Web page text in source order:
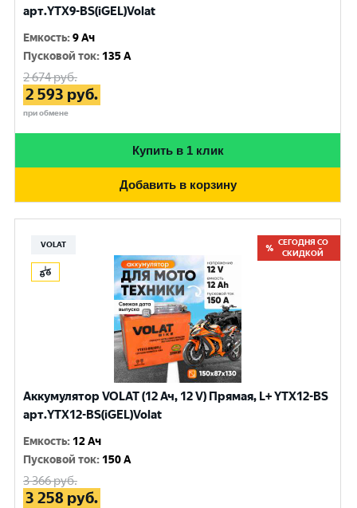
арт.YTX9-BS(iGEL)Volat
Емкость:9 Ач
Пусковой ток: 135 A
2 674руб.
2 593 руб.
при обмене
Купить в 1 клик
Добавить в корзину
VOLAT
СЕГОДНЯ СО
СКИДКОЙ
Аккумулятор VOLAT (12 Ач, 12 V) Прямая, L+ YTX12-BS
арт.YTX12-BS(iGEL)Volat
Емкость: 12 Ач
Пусковой ток: 150 A
3 366руб.
3 258 руб.